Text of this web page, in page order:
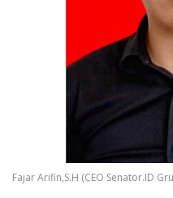
Fajar Arifin,S.H (CEO Senator.ID